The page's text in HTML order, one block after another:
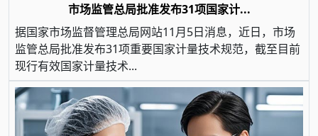
市场监管总局批准发布31项国家计...
据国家市场监督管理总局网站11月5日消息，近日，市场
监管总局批准发布31项重要国家计量技术规范，截至目前
现行有效国家计量技术...